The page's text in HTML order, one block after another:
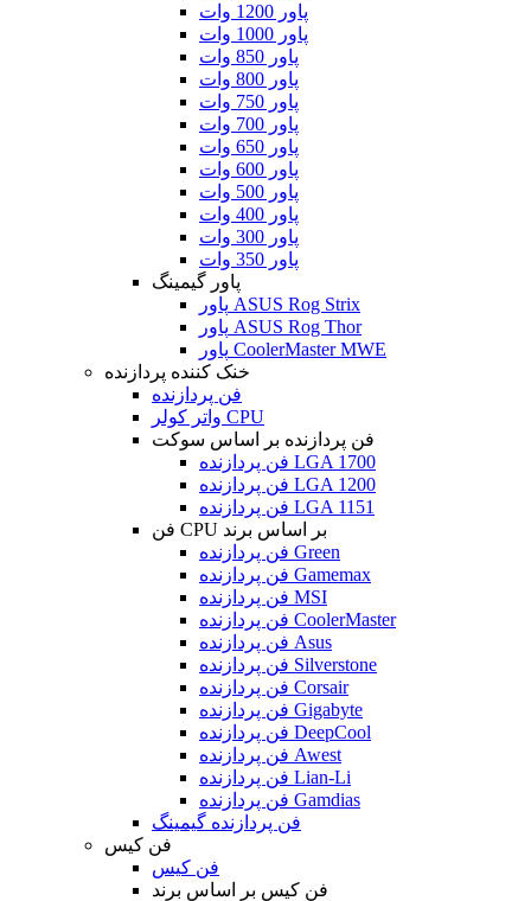
پاور 1200 وات
پاور 1000 وات
پاور 850 وات
پاور 800 وات
پاور 750 وات
پاور 700 وات
پاور 650 وات
پاور 600 وات
پاور 500 وات
پاور 400 وات
پاور 300 وات
پاور 350 وات
پاور گیمینگ
پاور ASUS Rog Strix
پاور ASUS Rog Thor
پاور CoolerMaster MWE
خنک کننده پردازنده
فن پردازنده
واتر کولر CPU
فن پردازنده بر اساس سوکت
فن پردازنده LGA 1700
فن پردازنده LGA 1200
فن پردازنده LGA 1151
فن CPU بر اساس برند
فن پردازنده Green
فن پردازنده Gamemax
فن پردازنده MSI
فن پردازنده CoolerMaster
فن پردازنده Asus
فن پردازنده Silverstone
فن پردازنده Corsair
فن پردازنده Gigabyte
فن پردازنده DeepCool
فن پردازنده Awest
فن پردازنده Lian-Li
فن پردازنده Gamdias
فن پردازنده گیمینگ
فن کیس
فن کیس
فن کیس بر اساس برند